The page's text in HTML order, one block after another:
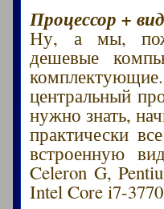
Процессор +
Ну, а мы,
дешевые
центральный
нужно знать,
практически
встроенную
Celeron G,
Intel Core i7-